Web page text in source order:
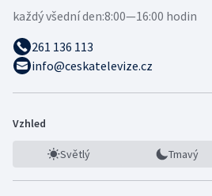
každý všední den:8:00—16:00 hodin
261 136 113
info@ceskatelevize.cz
Vzhled
Světlý Tmavý